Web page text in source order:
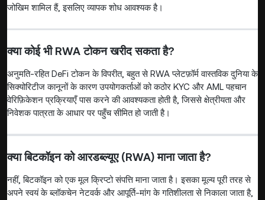
जोखिम शामिल हैं, इसलिए व्यापक शोध आवश्यक है।
क्या कोई भी RWA टोकन खरीद सकता है?
अनुमति-रहित DeFi टोकन के विपरीत, बहुत से RWA प्लेटफ़ॉर्म वास्तविक दुनिया के
सिक्योरिटीज कानूनों के कारण उपयोगकर्ताओं को कठोर KYC और AML पहचान
वेरिफ़िकेशन प्रक्रियाएँ पास करने की आवश्यकता होती है, जिससे क्षेत्रीयता और
निवेशक पात्रता के आधार पर पहुँच सीमित हो जाती है।
क्या बिटकॉइन को आरडब्ल्यूए (RWA) माना जाता है?
नहीं, बिटकॉइन को एक मूल क्रिप्टो संपत्ति माना जाता है। इसका मूल्य पूरी तरह से
अपने स्वयं के ब्लॉकचेन नेटवर्क और आपूर्ति-मांग के गतिशीलता से निकाला जाता है,